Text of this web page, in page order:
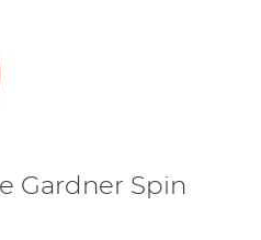
Gardner Spin